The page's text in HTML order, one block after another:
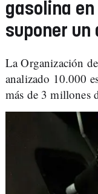
gasolina
suponer un
La Organización
analizado 10.000
más de 3 millones